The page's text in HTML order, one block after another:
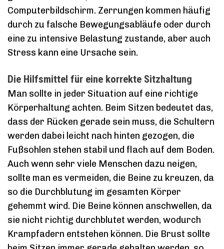
Computerbildschirm. Zerrungen kommen häufig
durch zu falsche Bewegungsabläufe oder durch
eine zu intensive Belastung zustande, aber auch
Stress kann eine Ursache sein.
Die Hilfsmittel für eine korrekte Sitzhaltung
Man sollte in jeder Situation auf eine richtige
Körperhaltung achten. Beim Sitzen bedeutet das,
dass der Rücken gerade sein muss, die Schultern
werden dabei leicht nach hinten gezogen, die
Fußsohlen stehen stabil und flach auf dem Boden.
Auch wenn sehr viele Menschen dazu neigen,
sollte man es vermeiden, die Beine zu kreuzen, da
so die Durchblutung im gesamten Körper
gehemmt wird. Die Beine können anschwellen, da
sie nicht richtig durchblutet werden, wodurch
Krampfadern entstehen können. Die Brust sollte